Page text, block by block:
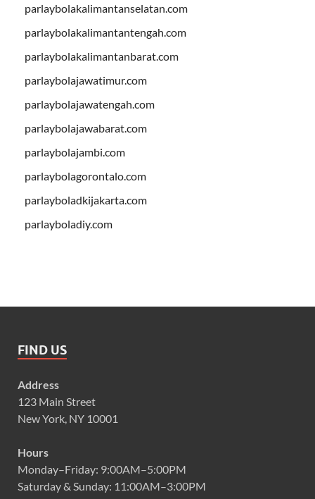
parlaybolakalimantanselatan.com
parlaybolakalimantantengah.com
parlaybolakalimantanbarat.com
parlaybolajawatimur.com
parlaybolajawatengah.com
parlaybolajawabarat.com
parlaybolajambi.com
parlaybolagorontalo.com
parlayboladkijakarta.com
parlayboladiy.com
FIND US
Address
123 Main Street
New York, NY 10001
Hours
Monday–Friday: 9:00AM–5:00PM
Saturday & Sunday: 11:00AM–3:00PM